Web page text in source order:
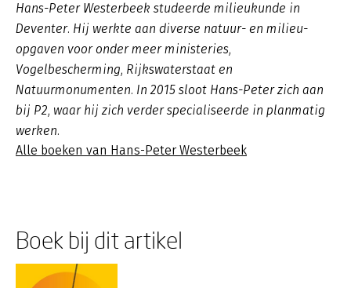
Hans-Peter Westerbeek studeerde milieukunde in
Deventer. Hij werkte aan diverse natuur- en milieu-
opgaven voor onder meer ministeries,
Vogelbescherming, Rijkswaterstaat en
Natuurmonumenten. In 2015 sloot Hans-Peter zich aan
bij P2, waar hij zich verder specialiseerde in planmatig
werken.
Alle boeken van Hans-Peter Westerbeek
Boek bij dit artikel